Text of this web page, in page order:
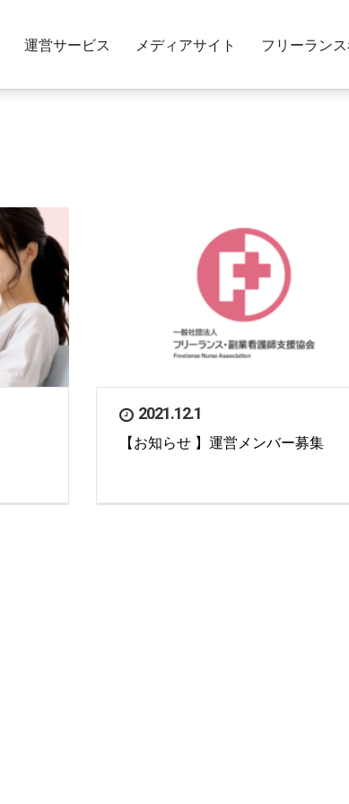
運営サービス メディアサイト フリーラン
2021.12.1
【お知らせ 】運営メンバー募集